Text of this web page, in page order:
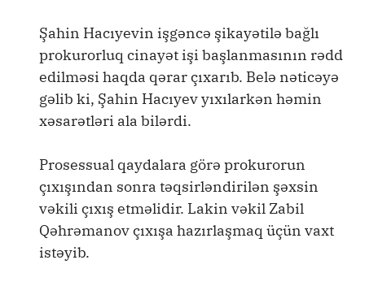
Şahin Hacıyevin işgəncə şikayətilə bağlı
prokurorluq cinayət işi başlanmasının rədd
edilməsi haqda qərar çıxarıb. Belə nəticəyə
gəlib ki, Şahin Hacıyev yıxılarkən həmin
xəsarətləri ala bilərdi.
Prosessual qaydalara görə prokurorun
çıxışından sonra təqsirləndirilən şəxsin
vəkili çıxış etməlidir. Lakin vəkil Zabil
Qəhrəmanov çıxışa hazırlaşmaq üçün vaxt
istəyib.